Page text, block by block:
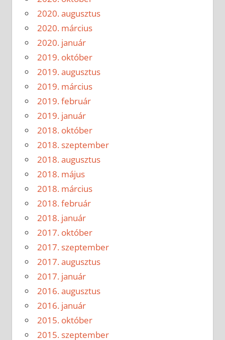
2020. augusztus
2020. március
2020. január
2019. október
2019. augusztus
2019. március
2019. február
2019. január
2018. október
2018. szeptember
2018. augusztus
2018. május
2018. március
2018. február
2018. január
2017. október
2017. szeptember
2017. augusztus
2017. január
2016. augusztus
2016. január
2015. október
2015. szeptember